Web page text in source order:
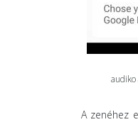
A zenéhez